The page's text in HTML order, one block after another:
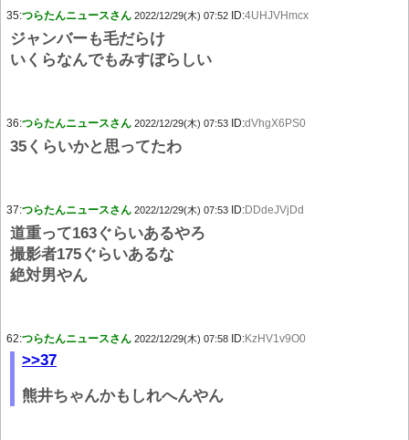
35:つらたんニュースさん 2022/12/29(木) 07:52 ID:4UHJVHmcx
ジャンバーも毛だらけ
いくらなんでもみすぼらしい
36:つらたんニュースさん 2022/12/29(木) 07:53 ID:dVhgX6PS0
35くらいかと思ってたわ
37:つらたんニュースさん 2022/12/29(木) 07:53 ID:DDdeJVjDd
道重って163ぐらいあるやろ
撮影者175ぐらいあるな
絶対男やん
62:つらたんニュースさん 2022/12/29(木) 07:58 ID:KzHV1v9O0
>>37
熊井ちゃんかもしれへんやん